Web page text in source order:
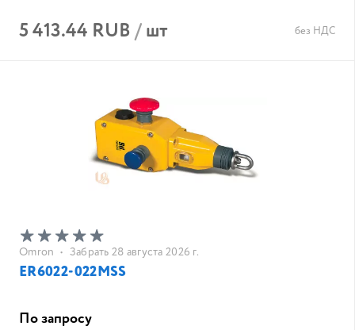
5 413.44 RUB/шт без НДС
Omron • Забрать 28 августа 2026 г.
ER6022-022MSS
По запросу